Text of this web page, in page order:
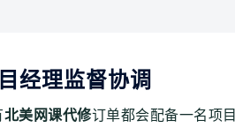
经理监督协调
北美网课代修订单都会配备一名项目